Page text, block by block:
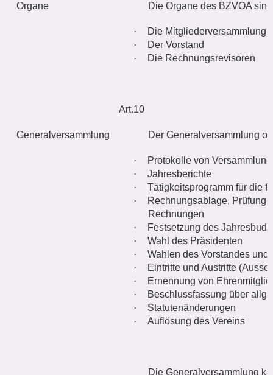
Organe Die Organe des BZVOA
·
Die Mitgliederversammlung
·
Der Vorstand
·
Die Rechnungsrevisoren
Art.10
Generalversammlung Der Generalversammlung
·
Protokolle von
·
Jahresberichte
·
Tätigkeitsprogramm für die
·
Rechnungsablage, Prüfung
Rechnungen
·
Festsetzung des
·
Wahl des Präsidenten
·
Wahlen des Vorstandes
·
Eintritte und Austritte
·
Ernennung von
·
Beschlussfassung über
·
Statutenänderungen
·
Auflösung des Vereins
Die Generalversammlung